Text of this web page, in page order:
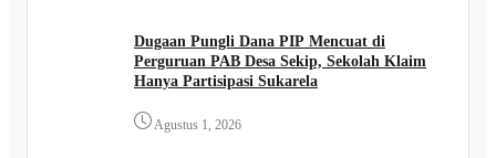
Dugaan Pungli Dana PIP Mencuat di
Perguruan PAB Desa Sekip, Sekolah Klaim
Hanya Partisipasi Sukarela
Agustus 1, 2026